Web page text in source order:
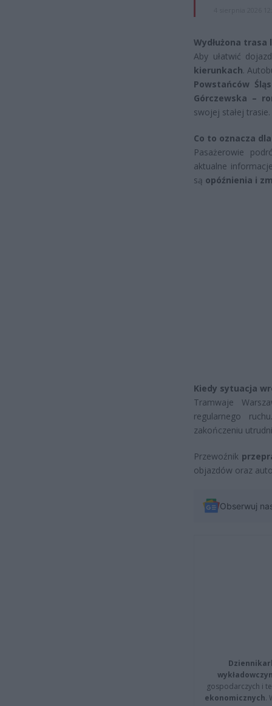
Wydłużona trasa
Aby ułatwić
kierunkach.
Powstańców
Górczewska –
swojej stałej trasie.
Co to oznacza
Pasażerowie
aktualne
są opóźnienia i
Kiedy sytuacja
Tramwaje
regularnego
zakończeniu
Przewoźnik
objazdów oraz
Obserwuj
gospodarczych i
ekonomicznych.